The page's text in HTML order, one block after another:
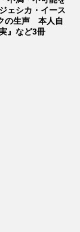
ェシカ・イース
の生声 本人自
』など3冊